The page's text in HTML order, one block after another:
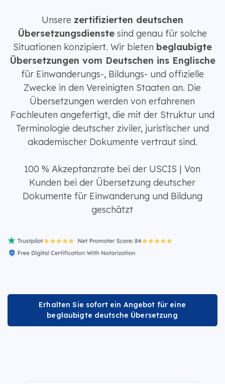
Unsere zertifizierten deutschen
Übersetzungsdienste sind genau für solche
Situationen konzipiert. Wir bieten beglaubigte
Übersetzungen vom Deutschen ins Englische
für Einwanderungs-, Bildungs- und offizielle
Zwecke in den Vereinigten Staaten an. Die
Übersetzungen werden von erfahrenen
Fachleuten angefertigt, die mit der Struktur und
Terminologie deutscher ziviler, juristischer und
akademischer Dokumente vertraut sind.
100 % Akzeptanzrate bei der USCIS | Von
Kunden bei der Übersetzung deutscher
Dokumente für Einwanderung und Bildung
geschätzt
Erhalten Sie sofort ein Angebot für eine
beglaubigte deutsche Übersetzung